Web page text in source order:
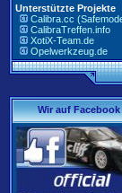
Unterstützte Projekte
Calibra.cc
CalibraTreffen.info
XotiX-Team.de
Opelwerkzeug.de
Wir auf Facebook